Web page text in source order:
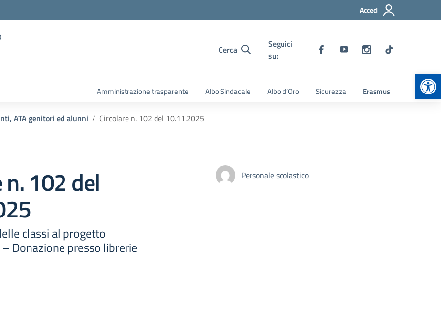
Accedi
Cerca
Seguici
su:
Amministrazione trasparente Albo Sindacale Albo d’Oro Sicurezza Erasmus
ATA genitori ed alunni Circolare n. 102 del 10.11.2025
n. 102 del
classi al progetto
Donazione presso librerie
Personale scolastico